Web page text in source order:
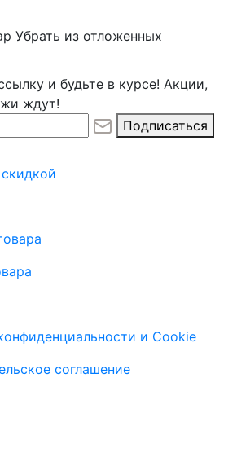
Убрать из отложенных
и будьте в курсе! Акции,
ждут!
Подписаться
и Cookie
соглашение